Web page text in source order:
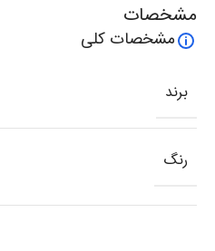
مشخصات
مشخصات کلی
برند
رنگ